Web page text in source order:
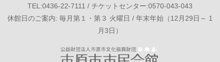
TEL:0436-22-7111 / チケットセンター:0570-043-043
休館日のご案内: 毎月第１・第３ 火曜日 / 年末年始（12月29日～ 1
月3日）